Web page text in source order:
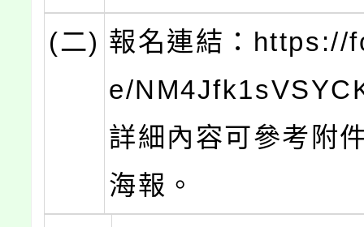
(二) 報名連結：https://
e/
詳細內容可參考附
海報。